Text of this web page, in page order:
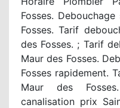
Fosses.
Fosses. Tarif
des Fosses. ; Tarif
Maur des Fosses.
Fosses rapidement.
Maur des
canalisation prix